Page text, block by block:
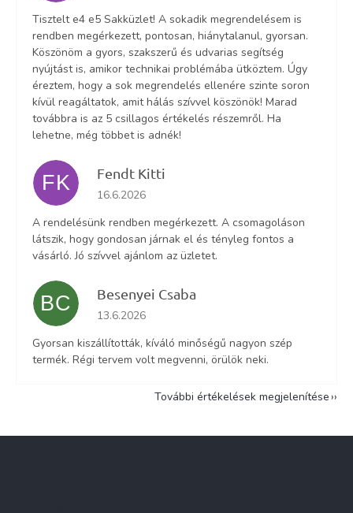
Tisztelt e4 e5 Sakküzlet! A sokadik megrendelésem is
rendben megérkezett, pontosan, hiánytalanul, gyorsan.
Köszönöm a gyors, szakszerű és udvarias segítség
nyújtást is, amikor technikai problémába ütköztem. Úgy
éreztem, hogy a sok megrendelés ellenére szinte soron
kívül reagáltatok, amit hálás szívvel köszönök! Marad
továbbra is az 5 csillagos értékelés részemről. Ha
lehetne, még többet is adnék!
FK Fendt Kitti
Az áruház értékelése 5-ből 5 csillag.
16.6.2026
A rendelésünk rendben megérkezett. A csomagoláson
látszik, hogy gondosan járnak el és tényleg fontos a
vásárló. Jó szívvel ajánlom az üzletet.
BC Besenyei Csaba
Az áruház értékelése 5-ből 5 csillag.
13.6.2026
Gyorsan kiszállították, kíváló minőségű nagyon szép
termék. Régi tervem volt megvenni, örülök neki.
További értékelések megjelenítése